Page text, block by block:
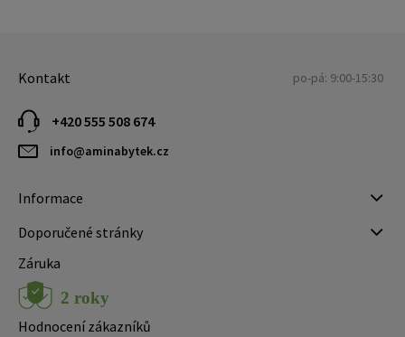
Kontakt po-pá: 9:00-15:30
+420 555 508 674
info@aminabytek.cz
Informace
Doporučené stránky
Záruka
Hodnocení zákazníků